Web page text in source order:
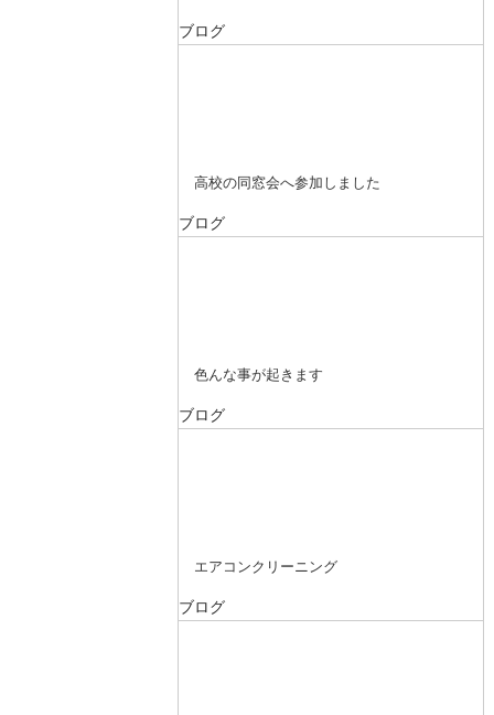
ブログ
高校の同窓会へ参加しました
ブログ
色んな事が起きます
ブログ
エアコンクリーニング
ブログ